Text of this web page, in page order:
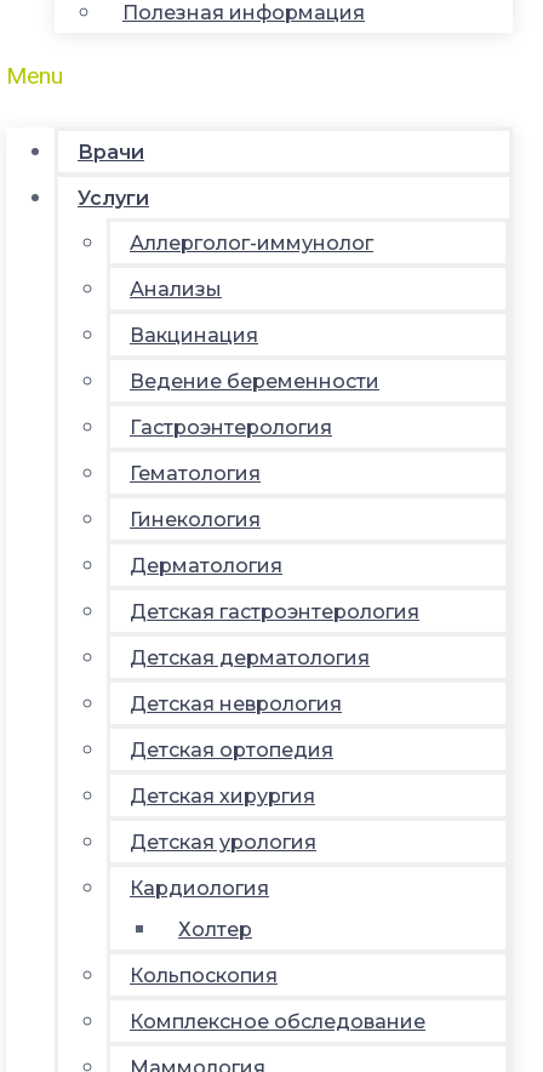
Полезная информация
Menu
Врачи
Услуги
Аллерголог-иммунолог
Анализы
Вакцинация
Ведение беременности
Гастроэнтерология
Гематология
Гинекология
Дерматология
Детская гастроэнтерология
Детская дерматология
Детская неврология
Детская ортопедия
Детская хирургия
Детская урология
Кардиология
Холтер
Кольпоскопия
Комплексное обследование